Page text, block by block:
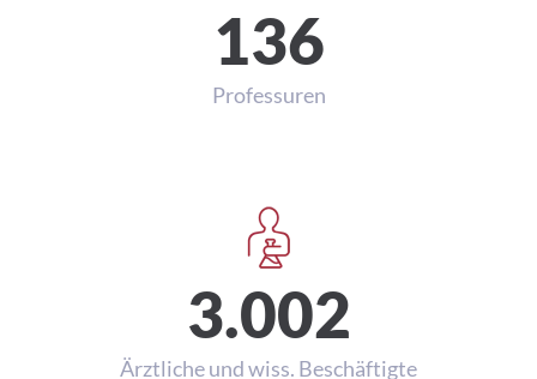
136
Professuren
3.002
Ärztliche und wiss. Beschäftigte